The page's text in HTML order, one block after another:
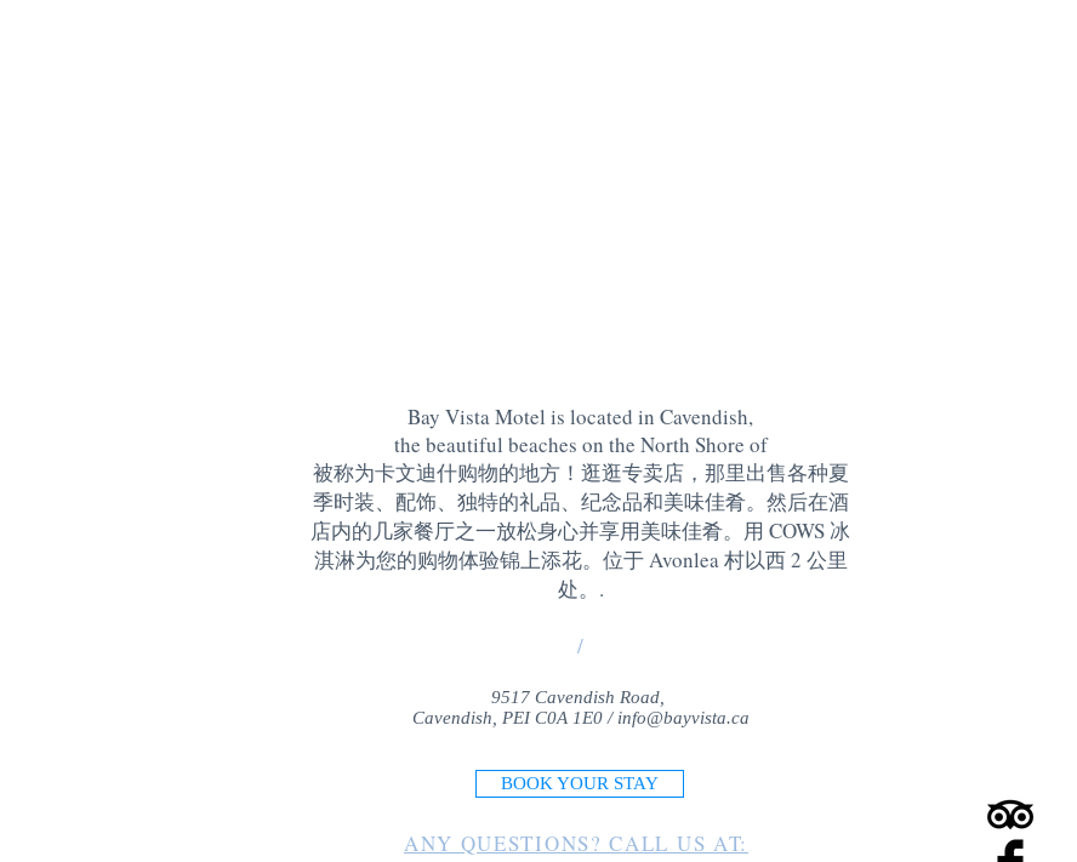
Bay Vista Motel is located in Cavendish,
the beautiful beaches on the North Shore of
被称为卡文迪什购物的地方！逛逛专卖店，那里出售各种夏
季时装、配饰、独特的礼品、纪念品和美味佳肴。然后在酒
店内的几家餐厅之一放松身心并享用美味佳肴。用 COWS 冰
淇淋为您的购物体验锦上添花。位于 Avonlea 村以西 2 公里
处。 .
/
9517 Cavendish Road,
Cavendish, PEI C0A 1E0 / info@bayvista.ca
BOOK YOUR STAY
ANY QUESTIONS? CALL US AT: